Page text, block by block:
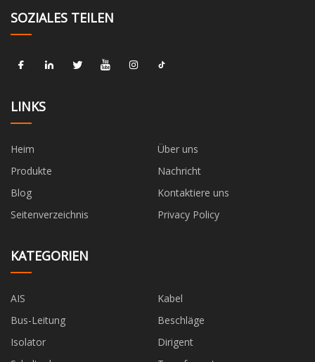
SOZIALES TEILEN
LINKS
Heim
Über uns
Produkte
Nachricht
Blog
Kontaktiere uns
Seitenverzeichnis
Privacy Policy
KATEGORIEN
AIS
Kabel
Bus-Leitung
Beschläge
Isolator
Dirigent